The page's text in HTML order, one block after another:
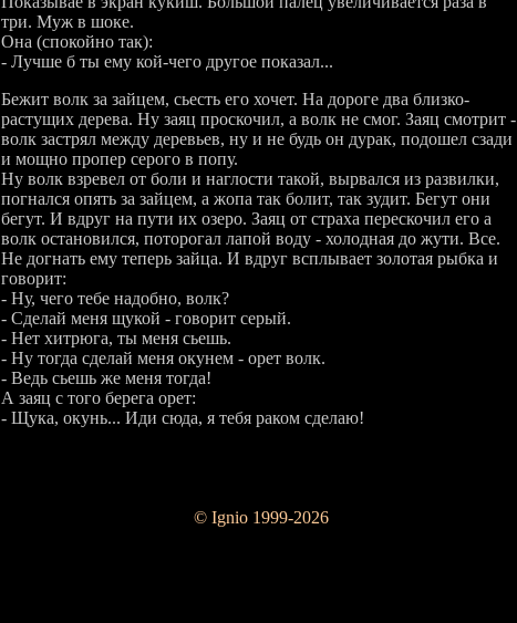
тpи. Муж в шоке.
Она (спокойно так):
- Лучше б ты ему кой-чего дpугое показал...
Бежит волк за зайцем, сьесть его хочет. На дороге два близко-
растущих дерева. Ну заяц проскочил, а волк не смог. Заяц смотрит -
волк застрял между деревьев, ну и не будь он дурак, подошел сзади
и мощно пропер серого в попу.
Ну волк взревел от боли и наглости такой, вырвался из развилки,
погнался опять за зайцем, а жопа так болит, так зудит. Бегут они
бегут. И вдруг на пути их озеро. Заяц от страха перескочил его а
волк остановился, поторогал лапой воду - холодная до жути. Все.
Не догнать ему теперь зайца. И вдруг всплывает золотая рыбка и
говорит:
- Ну, чего тебе надобно, волк?
- Сделай меня щукой - говорит серый.
- Нет хитрюга, ты меня сьешь.
- Ну тогда сделай меня окунем - орет волк.
- Ведь сьешь же меня тогда!
А заяц с того берега орет:
- Щука, окунь... Иди сюда, я тебя раком сделаю!
© Ignio 1999-2026